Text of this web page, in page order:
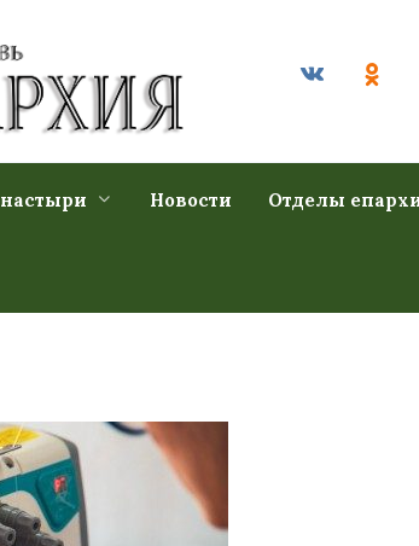
Новости Отделы